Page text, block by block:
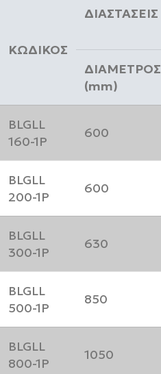
ΚΩΔΙΚΟΣ
ΔΙΑΣΤΑΣΕΙΣ
ΔΙΑΜΕΤΡΟΣ
(mm)
BLGLL
160-1P
600
BLGLL
200-1P
600
BLGLL
300-1P
630
BLGLL
500-1P
850
BLGLL
800-1P
1050